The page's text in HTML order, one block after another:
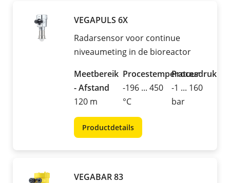
VEGAPULS 6X
Radarsensor voor continue
niveaumeting in de bioreactor
Meetbereik
- Afstand
120 m
Procestemperatuur
-196 ... 450
°C
Procesdruk
-1 ... 160
bar
Productdetails
VEGABAR 83